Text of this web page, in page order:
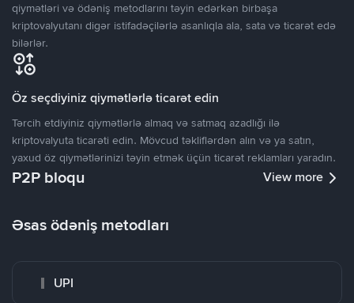
qiymətləri və ödəniş metodlarını təyin edərkən birbaşa
kriptovalyutanı digər istifadəçilərlə asanlıqla ala, sata və ticarət edə
bilərlər.
Öz seçdiyiniz qiymətlərlə ticarət edin
Tərcih etdiyiniz qiymətlərlə almaq və satmaq azadlığı ilə
kriptovalyuta ticarəti edin. Mövcud təkliflərdən alın və ya satın,
yaxud öz qiymətlərinizi təyin etmək üçün ticarət reklamları yaradın.
P2P bloqu View more
Əsas ödəniş metodları
UPI